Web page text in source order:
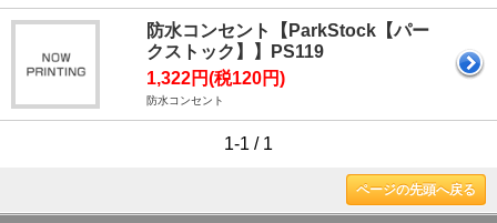
防水コンセント【ParkStock【パー
クストック】】PS119
1,322円(税120円)
防水コンセント
1-1 / 1
ページの先頭へ戻る